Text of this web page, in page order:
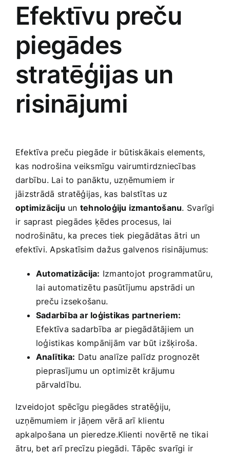
Efektīvu preču
piegādes
stratēģijas un
risinājumi
Efektīva​ preču piegāde ir būtiskākais elements,
‍kas nodrošina veiksmīgu vairumtirdzniecības
darbību. Lai to panāktu, uzņēmumiem ir
jāizstrādā⁣ stratēģijas, kas‌ balstītas uz
optimizāciju un tehnoloģiju izmantošanu. Svarīgi
ir saprast piegādes ķēdes procesus, lai
nodrošinātu, ka preces tiek​ piegādātas ātri un
efektīvi. Apskatīsim dažus galvenos risinājumus:
Automatizācija: Izmantojot ⁢programmatūru,
⁣lai automatizētu pasūtījumu apstrādi un
preču izsekošanu.
Sadarbība ar loģistikas partneriem:
Efektīva sadarbība ‍ar piegādātājiem un
loģistikas kompānijām ⁤var būt izšķiroša.
Analītika: Datu​ analīze palīdz prognozēt
pieprasījumu un optimizēt krājumu
pārvaldību.
Izveidojot spēcīgu⁣ piegādes stratēģiju,
uzņēmumiem ir jāņem vērā arī klientu⁢
apkalpošana un pieredze.Klienti⁣ novērtē ne tikai
ātru, bet arī precīzu piegādi. Tāpēc svarīgi ir